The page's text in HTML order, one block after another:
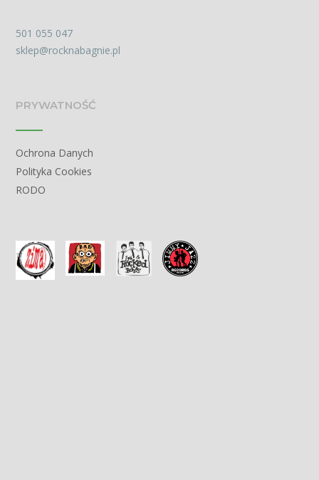
501 055 047
sklep@rocknabagnie.pl
PRYWATNOŚĆ
Ochrona Danych
Polityka Cookies
RODO